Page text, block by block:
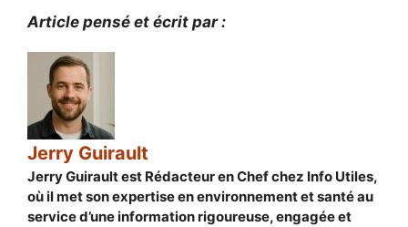
Article pensé et écrit par :
Jerry Guirault
Jerry Guirault est Rédacteur en Chef chez Info Utiles,
où il met son expertise en environnement et santé au
service d’une information rigoureuse, engagée et